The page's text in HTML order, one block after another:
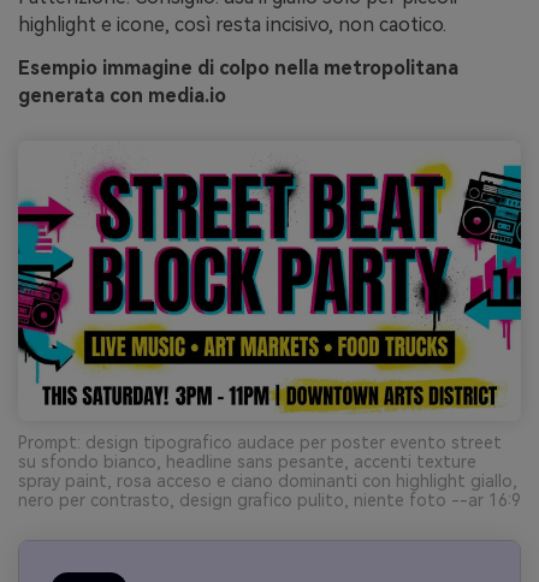
highlight e icone, così resta incisivo, non caotico.
Esempio immagine di colpo nella metropolitana
generata con media.io
Prompt: design tipografico audace per poster evento street
su sfondo bianco, headline sans pesante, accenti texture
spray paint, rosa acceso e ciano dominanti con highlight giallo,
nero per contrasto, design grafico pulito, niente foto --ar 16:9